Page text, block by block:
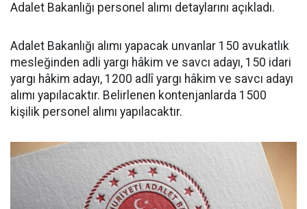
Adalet Bakanlığı personel alımı detaylarını açıkladı.
Adalet Bakanlığı alımı yapacak unvanlar 150 avukatlık
mesleğinden adli yargı hâkim ve savcı adayı, 150 idari
yargı hâkim adayı, 1200 adlî yargı hâkim ve savcı adayı
alımı yapılacaktır. Belirlenen kontenjanlarda 1500
kişilik personel alımı yapılacaktır.